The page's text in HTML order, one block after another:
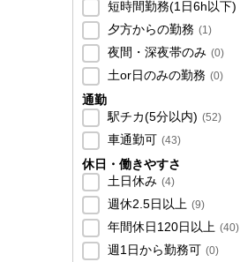
短時間勤務(1日6h以下)
夕方からの勤務 (1)
夜間・深夜帯のみ (0)
土or日のみの勤務 (0)
通勤
駅チカ(5分以内) (52)
車通勤可 (43)
休日・働きやすさ
土日休み (4)
週休2.5日以上 (9)
年間休日120日以上 (40)
週1日から勤務可 (0)